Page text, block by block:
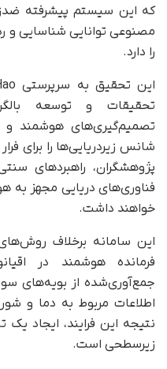
مصنوعی توانایی شناسایی و
را دارد.
تحقیقات و توسعه
تصمیم‌گیری‌های هوشمند و
شانس زیردریایی‌ها را برای
پژوهشگران، راهبردهای سنتی
فناوری‌های دریایی مجهز به
خواهند داشت.
این سامانه برخلاف
فرمانده هوشمند در
جمع‌آوری‌شده از بویه‌های
اطلاعات مربوط به دما و
نتیجه این فرایند، ایجاد
زیرسطحی است.